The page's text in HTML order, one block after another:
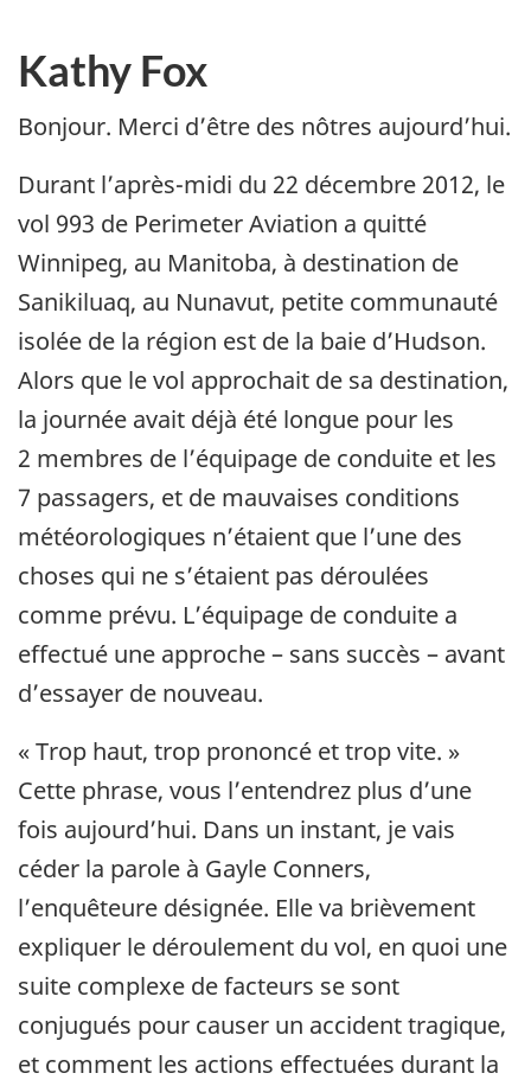
Kathy Fox
Bonjour. Merci d’être des nôtres aujourd’hui.
Durant l’après-midi du 22 décembre 2012, le
vol 993 de Perimeter Aviation a quitté
Winnipeg, au Manitoba, à destination de
Sanikiluaq, au Nunavut, petite communauté
isolée de la région est de la baie d’Hudson.
Alors que le vol approchait de sa destination,
la journée avait déjà été longue pour les
2 membres de l’équipage de conduite et les
7 passagers, et de mauvaises conditions
météorologiques n’étaient que l’une des
choses qui ne s’étaient pas déroulées
comme prévu. L’équipage de conduite a
effectué une approche – sans succès – avant
d’essayer de nouveau.
« Trop haut, trop prononcé et trop vite. »
Cette phrase, vous l’entendrez plus d’une
fois aujourd’hui. Dans un instant, je vais
céder la parole à Gayle Conners,
l’enquêteure désignée. Elle va brièvement
expliquer le déroulement du vol, en quoi une
suite complexe de facteurs se sont
conjugués pour causer un accident tragique,
et comment les actions effectuées durant la